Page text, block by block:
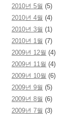
2010년 5월 (5)
2010년 4월 (4)
2010년 3월 (1)
2010년 1월 (7)
2009년 12월 (4)
2009년 11월 (4)
2009년 10월 (6)
2009년 9월 (5)
2009년 8월 (6)
2009년 7월 (3)